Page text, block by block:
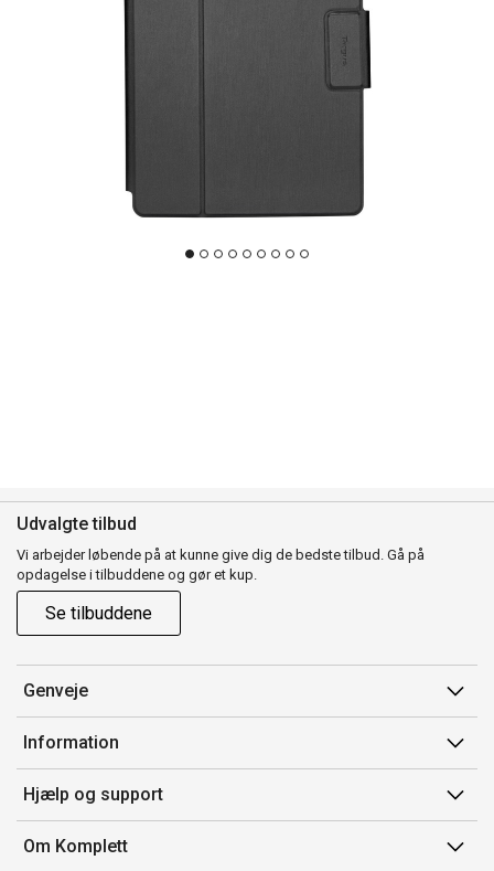
Udvalgte tilbud
Vi arbejder løbende på at kunne give dig de bedste tilbud. Gå på
opdagelse i tilbuddene og gør et kup.
Se tilbuddene
Genveje
Min side
Ordrehistorik
Gavekort
Information
Salgsbetingelser
Mærker/producent
Fortrydelsesret
Hjælp og support
Kontakt os
Om Komplett